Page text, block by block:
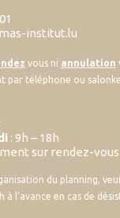
institut.lu
vous ni annulation
par téléphone ou
: 9h – 18h
sur rendez-vous
du planning,
l’avance en cas de